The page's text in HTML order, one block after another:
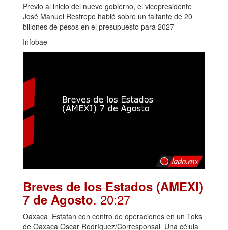
Previo al inicio del nuevo gobierno, el vicepresidente
José Manuel Restrepo habló sobre un faltante de 20
billones de pesos en el presupuesto para 2027
Infobae
Breves de los Estados (AMEXI)
7 de Agosto. 20:27
Oaxaca Estafan con centro de operaciones en un Toks
de Oaxaca Oscar Rodríguez/Corresponsal Una célula